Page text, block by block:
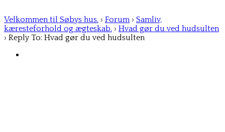
Velkommen til Søbys hus. › Forum › Samliv,
kæresteforhold og ægteskab. › Hvad gør du ved hudsulten
› Reply To: Hvad gør du ved hudsulten